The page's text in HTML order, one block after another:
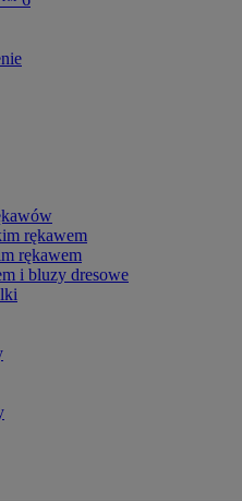
rękawem
rękawem
i bluzy dresowe